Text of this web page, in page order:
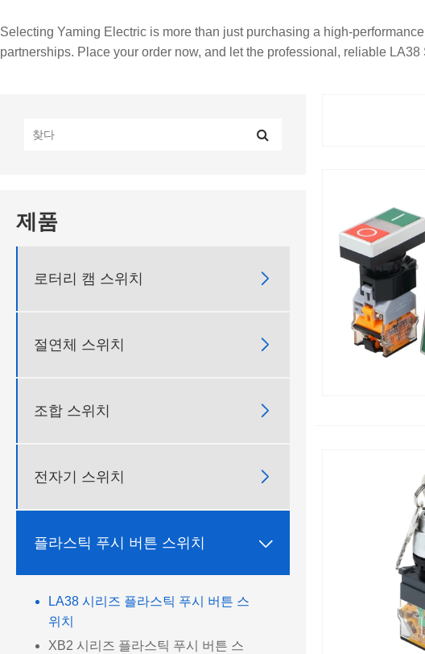
Selecting Yaming Electric is more than just purchasing a high-
partnerships. Place your order now, and let the professional, reliable
제품
로터리 캠 스위치 
절연체 스위치 
조합 스위치 
전자기 스위치 
플라스틱 푸시 버튼 스위치 
LA38 시리즈 플라스틱 푸시 버튼 스
위치
XB2 시리즈 플라스틱 푸시 버튼 스